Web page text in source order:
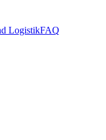
LogistikFAQ